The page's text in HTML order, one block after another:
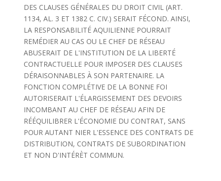
DES CLAUSES GÉNÉRALES DU DROIT CIVIL (ART.
1134, AL. 3 ET 1382 C. CIV.) SERAIT FÉCOND. AINSI,
LA RESPONSABILITÉ AQUILIENNE POURRAIT
REMÉDIER AU CAS OU LE CHEF DE RÉSEAU
ABUSERAIT DE L'INSTITUTION DE LA LIBERTÉ
CONTRACTUELLE POUR IMPOSER DES CLAUSES
DÉRAISONNABLES À SON PARTENAIRE. LA
FONCTION COMPLÉTIVE DE LA BONNE FOI
AUTORISERAIT L'ÉLARGISSEMENT DES DEVOIRS
INCOMBANT AU CHEF DE RÉSEAU AFIN DE
RÉÉQUILIBRER L'ÉCONOMIE DU CONTRAT, SANS
POUR AUTANT NIER L'ESSENCE DES CONTRATS DE
DISTRIBUTION, CONTRATS DE SUBORDINATION
ET NON D'INTÉRÈT COMMUN.